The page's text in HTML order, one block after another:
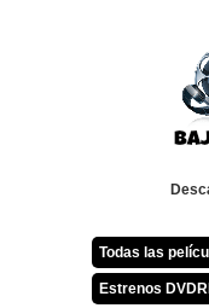
Todas las
Estrenos